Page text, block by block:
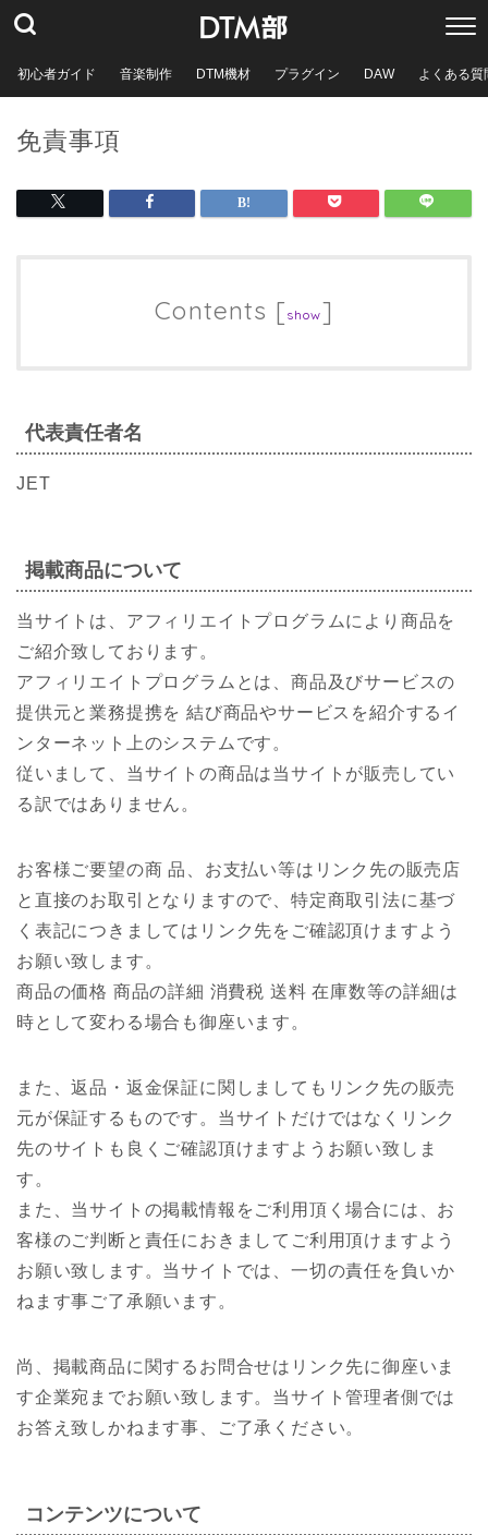
初心者ガイド 音楽制作 DTM機材 プラグイン DAW よくある質
免責事項
Contents [ show]
代表責任者名
JET
掲載商品について
当サイトは、アフィリエイトプログラムにより商品を
ご紹介致しております。
アフィリエイトプログラムとは、商品及びサービスの
提供元と業務提携を 結び商品やサービスを紹介するイ
ンターネット上のシステムです。
従いまして、当サイトの商品は当サイトが販売してい
る訳ではありません。
お客様ご要望の商 品、お支払い等はリンク先の販売店
と直接のお取引となりますので、特定商取引法に基づ
く表記につきましてはリンク先をご確認頂けますよう
お願い致します。
商品の価格 商品の詳細 消費税 送料 在庫数等の詳細は
時として変わる場合も御座います。
また、返品・返金保証に関しましてもリンク先の販売
元が保証するものです。当サイトだけではなくリンク
先のサイトも良くご確認頂けますようお願い致しま
す。
また、当サイトの掲載情報をご利用頂く場合には、お
客様のご判断と責任におきましてご利用頂けますよう
お願い致します。当サイトでは、一切の責任を負いか
ねます事ご了承願います。
尚、掲載商品に関するお問合せはリンク先に御座いま
す企業宛までお願い致します。当サイト管理者側では
お答え致しかねます事、ご了承ください。
コンテンツについて